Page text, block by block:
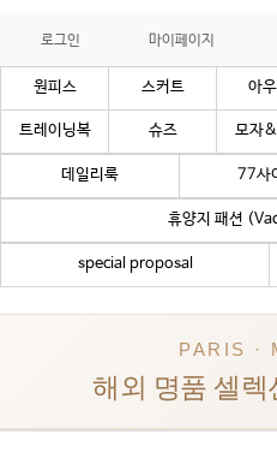
로그인 마이페이지
원피스 스커트 아
트레이닝복 슈즈 모자
데일리룩 77사
휴양지 패션
special proposal
PARIS ·
해외 명품 셀렉